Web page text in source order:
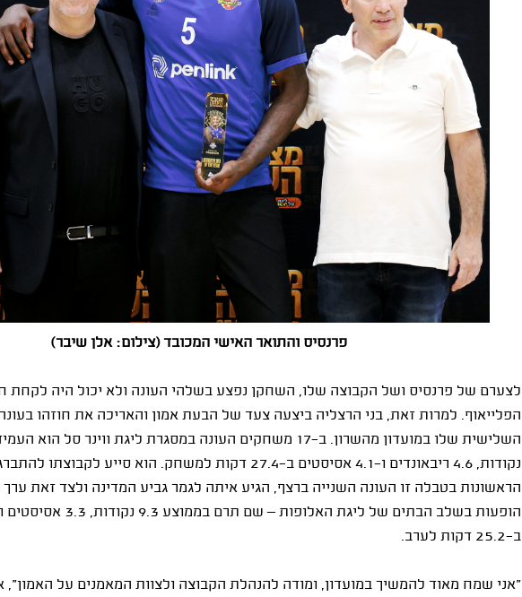
פרנסיס והתואר האישי המכובד (צילום: אלן שיבר)
לצערם של פרנסיס ושל הקבוצה שלו, השחקן נפצע בשלהי העונה ולא יכול היה
הפלייאוף. למרות זאת, בני הרצליה ביצעה צעד של הבעת אמון והאריכה את חוזהו
נקודות, 4.6 ריבאונדים ו-4.1 אסיסטים ב-27.4 דקות למשחק. הוא סייע
הראשונות בטבלה זו העונה השנייה ברצף, הגיע איתה לגמר גביע המדינה ולצד זאת
ב-25.2 דקות לערב.
"אני שמח מאוד להמשיך במועדון, ומודה להנהלת הקבוצה ולצוות המאמנים על האמון",